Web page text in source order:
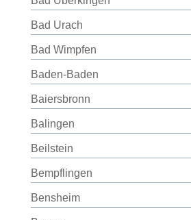
Bad Urach
Bad Wimpfen
Baden-Baden
Baiersbronn
Balingen
Beilstein
Bempflingen
Bensheim